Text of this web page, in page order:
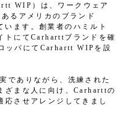
WIP）は、ワークウェア
るアメリカのブランド
います。創業者のハミルト
トにてCarharttブランドを確
ッパにてCarhartt WIPを設
ありながら、洗練された
ざまな人に向け、Carharttの
応させアレンジしてきまし